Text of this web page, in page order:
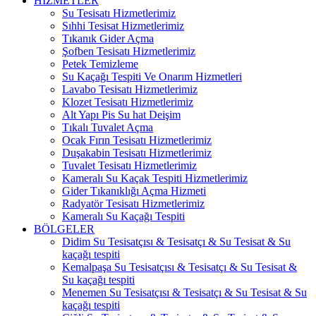
Su Tesisatı Hizmetlerimiz
Sıhhi Tesisat Hizmetlerimiz
Tıkanık Gider Açma
Şofben Tesisatı Hizmetlerimiz
Petek Temizleme
Su Kaçağı Tespiti Ve Onarım Hizmetleri
Lavabo Tesisatı Hizmetlerimiz
Klozet Tesisatı Hizmetlerimiz
Alt Yapı Pis Su hat Deişim
Tıkalı Tuvalet Açma
Ocak Fırın Tesisatı Hizmetlerimiz
Duşakabin Tesisatı Hizmetlerimiz
Tuvalet Tesisatı Hizmetlerimiz
Kameralı Su Kaçak Tespiti Hizmetlerimiz
Gider Tıkanıklığı Açma Hizmeti
Radyatör Tesisatı Hizmetlerimiz
Kameralı Su Kaçağı Tespiti
BÖLGELER
Didim Su Tesisatçısı & Tesisatçı & Su Tesisat & Su
kaçağı tespiti
Kemalpaşa Su Tesisatçısı & Tesisatçı & Su Tesisat &
Su kaçağı tespiti
Menemen Su Tesisatçısı & Tesisatçı & Su Tesisat & Su
kaçağı tespiti